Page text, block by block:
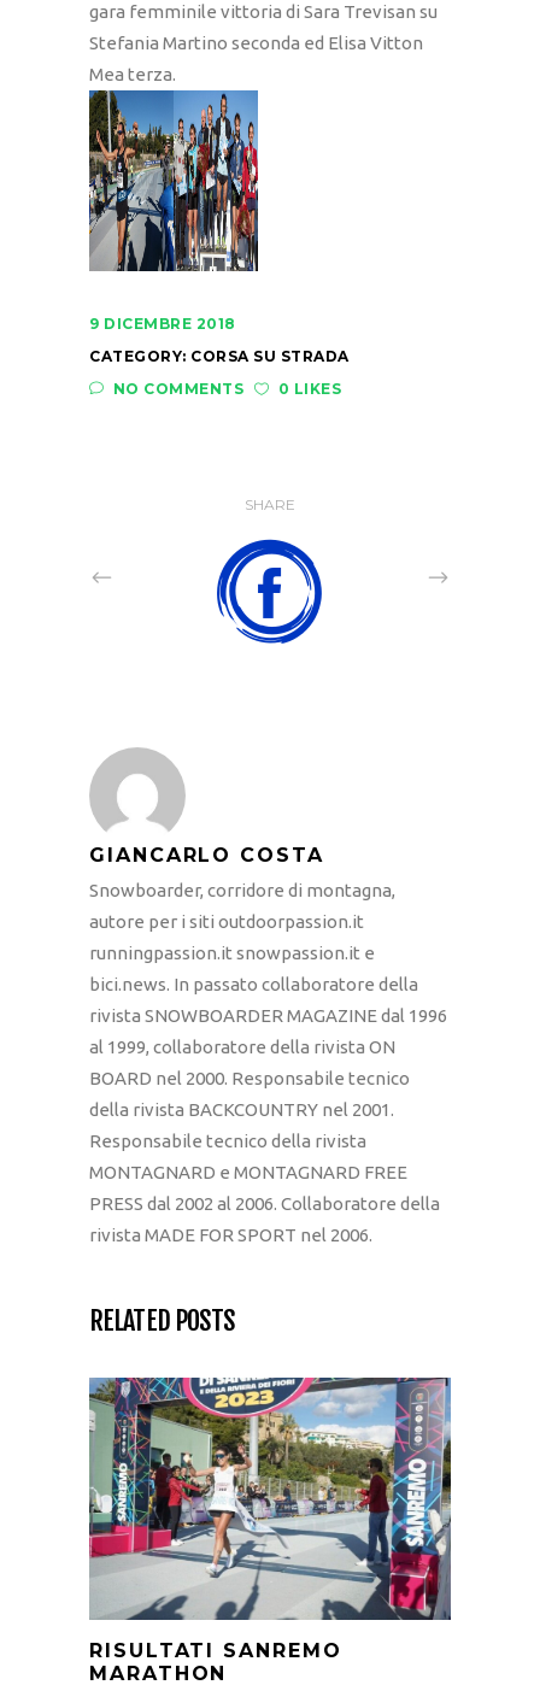
gara femminile vittoria di Sara Trevisan su
Stefania Martino seconda ed Elisa Vitton
Mea terza.
9 DICEMBRE 2018
CATEGORY: CORSA SU STRADA
NO COMMENTS
0 LIKES
SHARE
GIANCARLO COSTA
Snowboarder, corridore di montagna,
autore per i siti outdoorpassion.it
runningpassion.it snowpassion.it e
bici.news. In passato collaboratore della
rivista SNOWBOARDER MAGAZINE dal 1996
al 1999, collaboratore della rivista ON
BOARD nel 2000. Responsabile tecnico
della rivista BACKCOUNTRY nel 2001.
Responsabile tecnico della rivista
MONTAGNARD e MONTAGNARD FREE
PRESS dal 2002 al 2006. Collaboratore della
rivista MADE FOR SPORT nel 2006.
RELATED POSTS
RISULTATI SANREMO
MARATHON